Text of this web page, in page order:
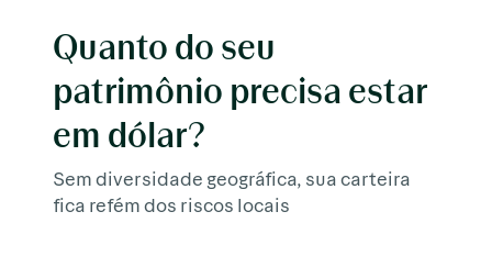
Quanto do seu
patrimônio precisa estar
em dólar?
Sem diversidade geográfica, sua carteira
fica refém dos riscos locais